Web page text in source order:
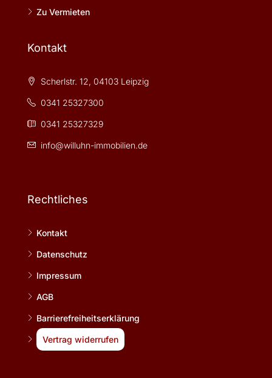
Zu Vermieten
Kontakt
Scherlstr. 12, 04103 Leipzig
0341 25327300
0341 25327329
info@willuhn-immobilien.de
Rechtliches
Kontakt
Datenschutz
Impressum
AGB
Barrierefreiheitserklärung
Vertrag widerrufen